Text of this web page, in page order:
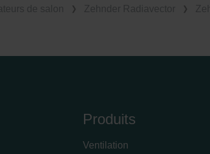
Produits
Ventilation